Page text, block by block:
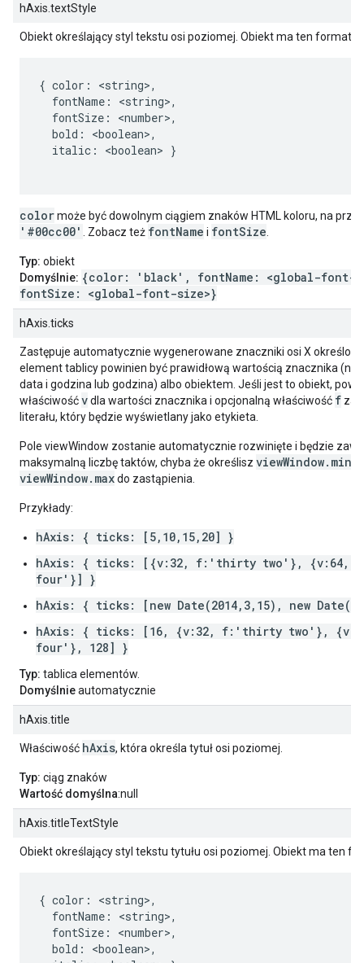
hAxis.textStyle
Obiekt określający styl tekstu osi poziomej. Obiekt ma ten format:
{ color: <string>,
  fontName: <string>,
  fontSize: <number>,
  bold: <boolean>,
  italic: <boolean> }
colormoże być dowolnym ciągiem znaków HTML koloru, na
'#00cc00' . Zobacz też fontName i fontSize
Typ: obiekt
Domyślnie: {color: 'black', fontName: <global-font-
fontSize: <global-font-size>}
hAxis.ticks
Zastępuje automatycznie wygenerowane znaczniki osi X
element tablicy powinien być prawidłową wartością znacznika (np.
data i godzina lub godzina) albo obiektem. Jeśli jest to obiekt,
właściwośćvdla wartości znacznika i opcjonalną właściwość f
literału, który będzie wyświetlany jako etykieta.
Pole viewWindow zostanie automatycznie rozwinięte i będzie
maksymalną liczbę taktów, chyba że określisz viewWindow.min
viewWindow.maxdo zastąpienia.
Przykłady:
hAxis: { ticks: [5,10,15,20] }
hAxis: { ticks: [{v:32, f:'thirty two'}, {v:64,
four'}] }
hAxis: { ticks: [new Date(2014,3,15), new
hAxis: { ticks: [16, {v:32, f:'thirty two'},
four'}, 128] }
Typ: tablica elementów.
Domyślnieautomatycznie
hAxis.title
Właściwość hAxis, która określa tytuł osi poziomej.
Typ: ciąg znaków
Wartość domyślna:null
hAxis.titleTextStyle
Obiekt określający styl tekstu tytułu osi poziomej. Obiekt ma ten
{ color: <string>,
  fontName: <string>,
  fontSize: <number>,
  bold: <boolean>,